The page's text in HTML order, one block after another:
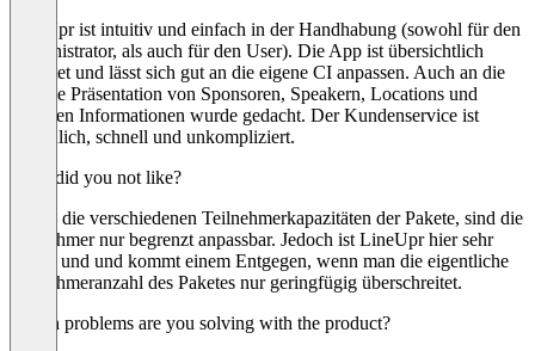
LineUpr ist intuitiv und einfach in der Handhabung (sowohl für den
Administrator, als auch für den User). Die App ist übersichtlich
gestaltet und lässt sich gut an die eigene CI anpassen. Auch an die
richtige Präsentation von Sponsoren, Speakern, Locations und
weiteren Informationen wurde gedacht. Der Kundenservice ist
freundlich, schnell und unkompliziert.
What did you not like?
Durch die verschiedenen Teilnehmerkapazitäten der Pakete, sind die
Teilnehmer nur begrenzt anpassbar. Jedoch ist LineUpr hier sehr
kulant und und kommt einem Entgegen, wenn man die eigentliche
Teilnehmeranzahl des Paketes nur geringfügig überschreitet.
Which problems are you solving with the product?